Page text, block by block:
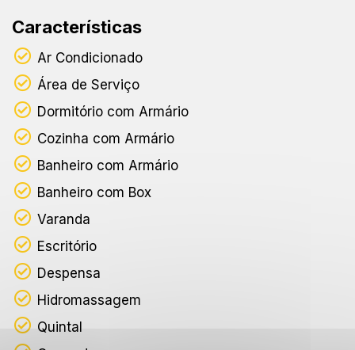
Características
Ar Condicionado
Área de Serviço
Dormitório com Armário
Cozinha com Armário
Banheiro com Armário
Banheiro com Box
Varanda
Escritório
Despensa
Hidromassagem
Quintal